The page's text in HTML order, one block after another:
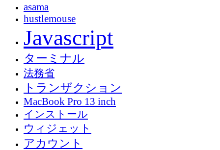
asama
hustlemouse
Javascript
ターミナル
法務省
トランザクション
MacBook Pro 13 inch
インストール
ウィジェット
アカウント